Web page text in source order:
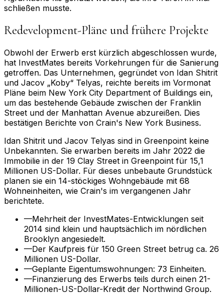
schließen musste.
Redevelopment-Pläne und frühere Projekte
Obwohl der Erwerb erst kürzlich abgeschlossen wurde,
hat InvestMates bereits Vorkehrungen für die Sanierung
getroffen. Das Unternehmen, gegründet von Idan Shitrit
und Jacov „Koby“ Telyas, reichte bereits im Vormonat
Pläne beim New York City Department of Buildings ein,
um das bestehende Gebäude zwischen der Franklin
Street und der Manhattan Avenue abzureißen. Dies
bestätigen Berichte von Crain's New York Business.
Idan Shitrit und Jacov Telyas sind in Greenpoint keine
Unbekannten. Sie erwarben bereits im Jahr 2022 die
Immobilie in der 19 Clay Street in Greenpoint für 15,1
Millionen US-Dollar. Für dieses unbebaute Grundstück
planen sie ein 14-stöckiges Wohngebäude mit 68
Wohneinheiten, wie Crain's im vergangenen Jahr
berichtete.
—Mehrheit der InvestMates-Entwicklungen seit
2014 sind klein und hauptsächlich im nördlichen
Brooklyn angesiedelt.
—Der Kaufpreis für 150 Green Street betrug ca. 26
Millionen US-Dollar.
—Geplante Eigentumswohnungen: 73 Einheiten.
—Finanzierung des Erwerbs teils durch einen 21-
Millionen-US-Dollar-Kredit der Northwind Group.